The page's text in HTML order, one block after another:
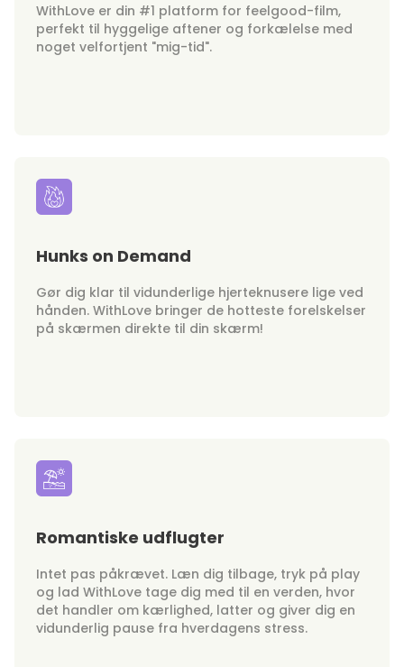
WithLove er din #1 platform for feelgood-film,
perfekt til hyggelige aftener og forkælelse med
noget velfortjent "mig-tid".
Hunks on Demand
Gør dig klar til vidunderlige hjerteknusere lige ved
hånden. WithLove bringer de hotteste forelskelser
på skærmen direkte til din skærm!
Romantiske udflugter
Intet pas påkrævet. Læn dig tilbage, tryk på play
og lad WithLove tage dig med til en verden, hvor
det handler om kærlighed, latter og giver dig en
vidunderlig pause fra hverdagens stress.